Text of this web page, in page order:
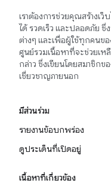
เราต้องการช่วยคุณสร้างเว็
ได้ รวดเร็ว และปลอดภัย ซึ่ง
ต่างๆ และเพื่อผู้ใช้ทุกคนข
ศูนย์รวมเนื้อหาที่จะช่วยเห
กล่าว ซึ่งเขียนโดยสมาชิก
เชี่ยวชาญภายนอก
มีส่วนร่วม
รายงานข้อบกพร่อง
ดูประเด็นที่เปิดอยู่
เนื้อหาที่เกี่ยวข้อง